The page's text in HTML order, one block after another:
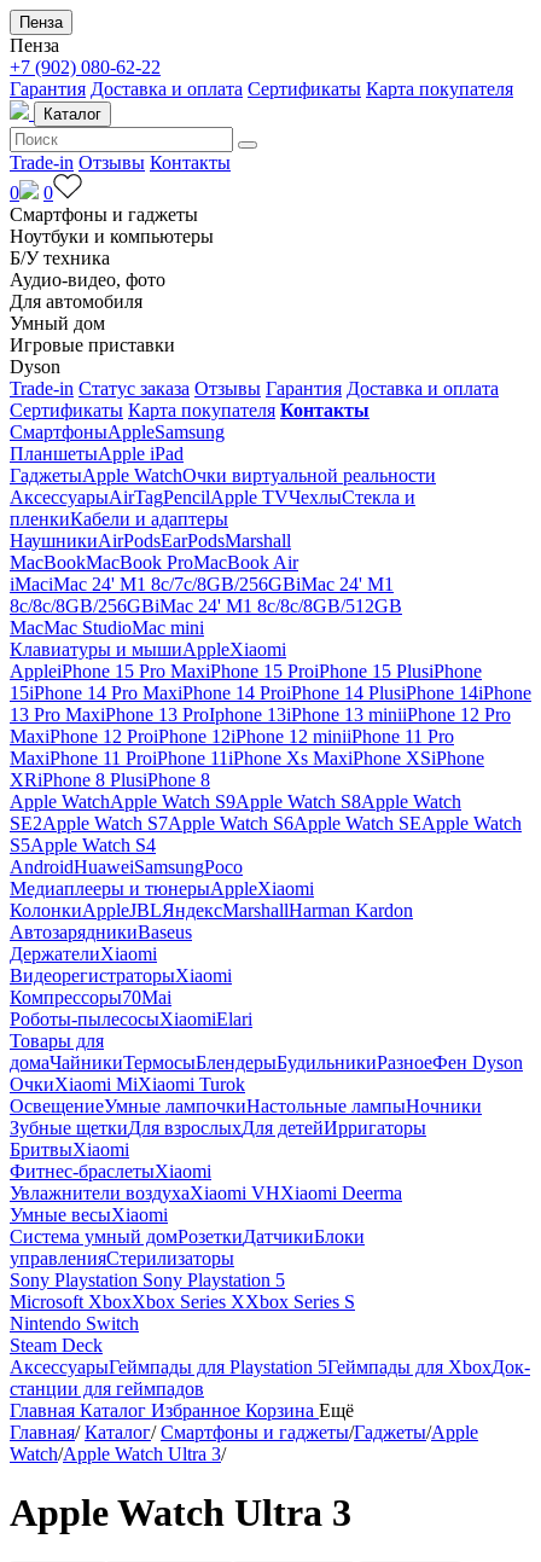
Пенза
Пенза
+7 (902) 080-62-22
Гарантия Доставка и оплата Сертификаты Карта покупателя
Каталог
Trade-in Отзывы Контакты
0
0
Смартфоны и гаджеты
Ноутбуки и компьютеры
Б/У техника
Аудио-видео, фото
Для автомобиля
Умный дом
Игровые приставки
Dyson
Trade-in Статус заказа Отзывы Гарантия Доставка и оплата
Сертификаты Карта покупателя Контакты
СмартфоныAppleSamsung
ПланшетыApple iPad
ГаджетыApple WatchОчки виртуальной реальности
АксессуарыAirTagPencilApple TVЧехлыСтекла и
пленкиКабели и адаптеры
НаушникиAirPodsEarPodsMarshall
MacBookMacBook ProMacBook Air
iMaciMac 24' M1 8c/7c/8GB/256GBiMac 24' M1
8c/8c/8GB/256GBiMac 24' M1 8c/8c/8GB/512GB
MacMac StudioMac mini
Клавиатуры и мышиAppleXiaomi
AppleiPhone 15 Pro MaxiPhone 15 ProiPhone 15 PlusiPhone
15iPhone 14 Pro MaxiPhone 14 ProiPhone 14 PlusiPhone 14iPhone
13 Pro MaxiPhone 13 ProIphone 13iPhone 13 miniiPhone 12 Pro
MaxiPhone 12 ProiPhone 12iPhone 12 miniiPhone 11 Pro
MaxiPhone 11 ProiPhone 11iPhone Xs MaxiPhone XSiPhone
XRiPhone 8 PlusiPhone 8
Apple WatchApple Watch S9Apple Watch S8Apple Watch
SE2Apple Watch S7Apple Watch S6Apple Watch SEApple Watch
S5Apple Watch S4
AndroidHuaweiSamsungPoco
Медиаплееры и тюнерыAppleXiaomi
КолонкиAppleJBLЯндексMarshallHarman Kardon
АвтозарядникиBaseus
ДержателиXiaomi
ВидеорегистраторыXiaomi
Компрессоры70Mai
Роботы-пылесосыXiaomiElari
Товары для
домаЧайникиТермосыБлендерыБудильникиРазноеФен Dyson
ОчкиXiaomi MiXiaomi Turok
ОсвещениеУмные лампочкиНастольные лампыНочники
Зубные щеткиДля взрослыхДля детейИрригаторы
БритвыXiaomi
Фитнес-браслетыXiaomi
Увлажнители воздухаXiaomi VHXiaomi Deerma
Умные весыXiaomi
Система умный домРозеткиДатчикиБлоки
управленияСтерилизаторы
Sony Playstation Sony Playstation 5
Microsoft XboxXbox Series XXbox Series S
Nintendo Switch
Steam Deck
АксессуарыГеймпады для Playstation 5Геймпады для XboxДок-
станции для геймпадов
Главная Каталог Избранное Корзина Ещё
Главная/ Каталог/ Смартфоны и гаджеты/Гаджеты/Apple
Watch/Apple Watch Ultra 3/
Apple Watch Ultra 3